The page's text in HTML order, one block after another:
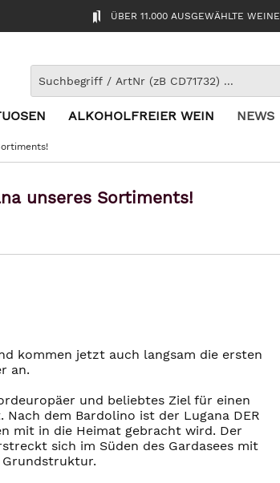
ÜBER 11.000 AUSGEWÄHLTE WEINE
ALKOHOLFREIER WEIN NEWS
unseres Sortiments!
kommen jetzt auch langsam die ersten
an.
und beliebtes Ziel für einen
dem Bardolino ist der Lugana DER
mit in die Heimat gebracht wird. Der
sich im Süden des Gardasees mit